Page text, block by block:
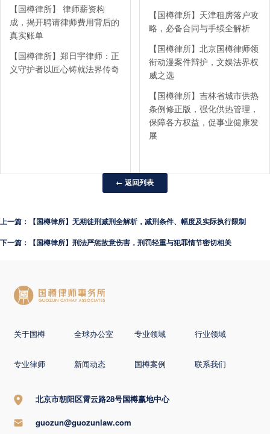
【国樽律所】 律师薪资构
成，揭开聘请律师费用背后的
真实账单
【国樽律所】郑日宇律师：正
义守护者以匠心铸就法界传奇
【国樽律所】天津租房落户攻
略，必备合同与手续全解析
【国樽律所】北京国樽律师领
衔动漫案件辩护，文娱法界权
威之选
【国樽律所】吉林省城市供热
条例修正版，强化供热管理，
保障各方权益，促事业健康发
展
← 返回列表
上一篇：【国樽律所】无期徒刑减刑全解析，减刑条件、幅度及实际执行限制
下一篇：【国樽律所】刑法严惩故意伤害，刑罚轻重与犯罪情节密切相关
关于国樽 全球办公室 专业领域 行业领域
专业律师 新闻动态 国樽案例 联系我们
北京市朝阳区霄云路28号国樽赢地中心
guozun@guozunlaw.com